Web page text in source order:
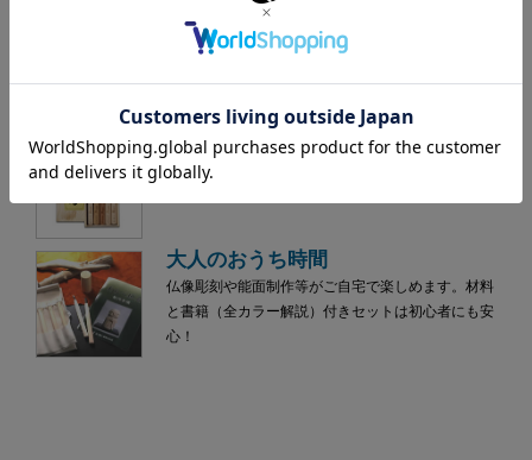
学童用彫刻刀
カラフルなハンドルで識別出来る学童（小学生）向
セット
手ごろな価格と使いやすさで木彫り初心者や入門用
大人のおうち時間
仏像彫刻や能面制作等がご自宅で楽しめます。材料
と書籍（全カラー解説）付きセットは初心者にも安
心！